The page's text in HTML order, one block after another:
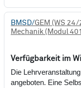
BMSD/GEM (WS
Mechanik (Modul
Verfügbarkeit im
Die
angeboten. Eine